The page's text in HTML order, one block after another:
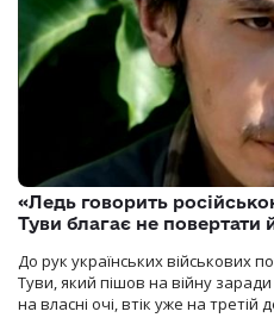
«Ледь говорить
Туви благає не повертати
До рук українських військових
Туви, який пішов на війну
на власні очі, втік уже на третій